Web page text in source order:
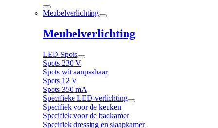
Meubelverlichting
Meubelverlichting
LED Spots
Spots 230 V
Spots wit aanpasbaar
Spots 12 V
Spots 350 mA
Specifieke LED-verlichting
Specifiek voor de keuken
Specifiek voor de badkamer
Specifiek dressing en slaapkamer